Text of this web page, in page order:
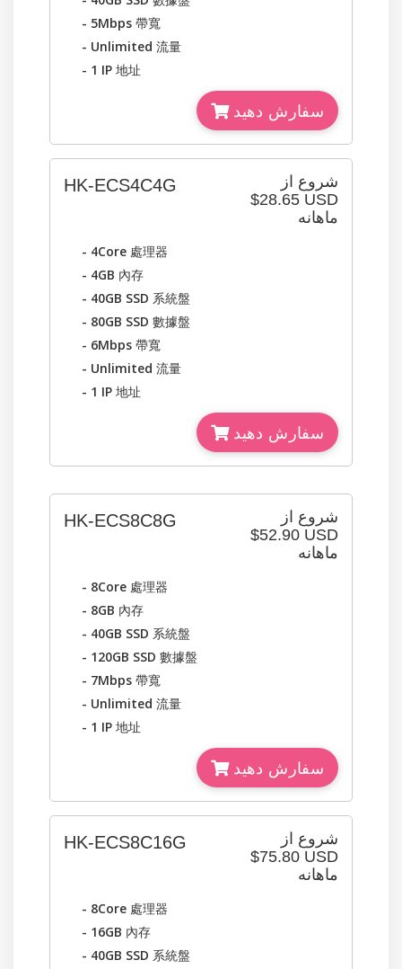
- 5Mbps 帶寬
- Unlimited 流量
- 1 IP 地址
سفارش دهید
شروع از
$28.65 USD
ماهانه
HK-ECS4C4G
- 4Core 處理器
- 4GB 內存
- 40GB SSD 系統盤
- 80GB SSD 數據盤
- 6Mbps 帶寬
- Unlimited 流量
- 1 IP 地址
سفارش دهید
شروع از
$52.90 USD
ماهانه
HK-ECS8C8G
- 8Core 處理器
- 8GB 內存
- 40GB SSD 系統盤
- 120GB SSD 數據盤
- 7Mbps 帶寬
- Unlimited 流量
- 1 IP 地址
سفارش دهید
شروع از
$75.80 USD
ماهانه
HK-ECS8C16G
- 8Core 處理器
- 16GB 內存
- 40GB SSD 系統盤